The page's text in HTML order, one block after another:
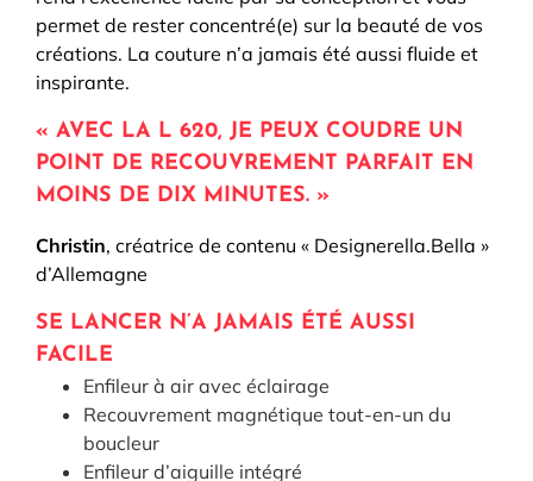
permet de rester concentré(e) sur la beauté de vos
créations. La couture n’a jamais été aussi fluide et
inspirante.
« AVEC LA L 620, JE PEUX COUDRE UN
POINT DE RECOUVREMENT PARFAIT EN
MOINS DE DIX MINUTES. »
Christin, créatrice de contenu « Designerella.Bella »
d’Allemagne
SE LANCER N’A JAMAIS ÉTÉ AUSSI
FACILE
Enfileur à air avec éclairage
Recouvrement magnétique tout-en-un du
boucleur
Enfileur d’aiguille intégré